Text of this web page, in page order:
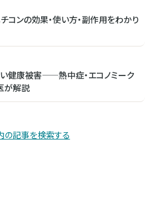
コンの効果・使い方・副作用をわかり
健康被害——熱中症・エコノミーク
が解説
の記事を検索する